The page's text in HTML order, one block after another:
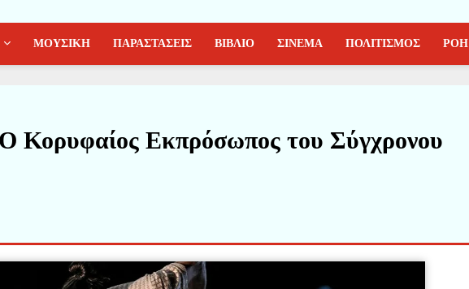
ΜΟΥΣΙΚΗ ΠΑΡΑΣΤΑΣΕΙΣ ΒΙΒΛΙΟ ΣΙΝΕΜΑ ΠΟΛΙΤΙΣΜΟΣ ΡΟΗ
Κορυφαίος Εκπρόσωπος του Σύγχρονου